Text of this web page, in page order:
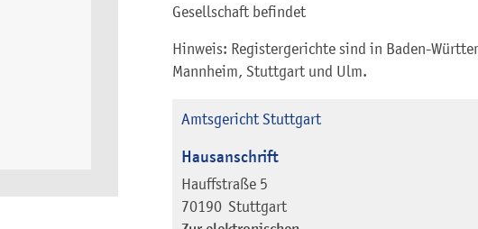
Gesellschaft befindet
Hinweis: Registergerichte sind in Baden-
Mannheim, Stuttgart und Ulm.
Amtsgericht Stuttgart
Hausanschrift
Hauffstraße 5
70190 Stuttgart